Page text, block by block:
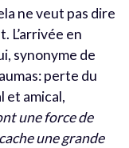
ne veut pas dire
L’arrivée en
synonyme de
perte du
et amical,
une force de
une grande